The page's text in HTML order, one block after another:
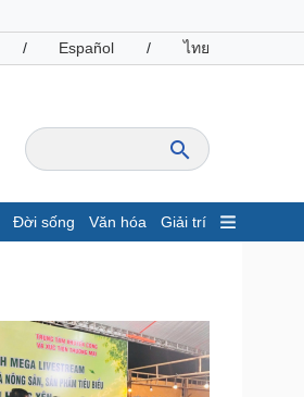
/ Español / ไทย
Đời sống Văn hóa Giải trí
Tiêu dùng
Tỷ giá
Chứng khoán
Giá cà phê